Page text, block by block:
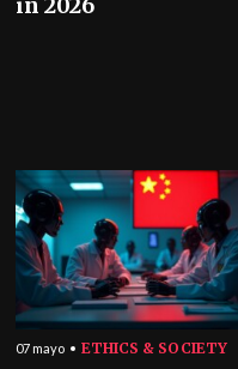
07 mayo ETHICS & SOCIETY